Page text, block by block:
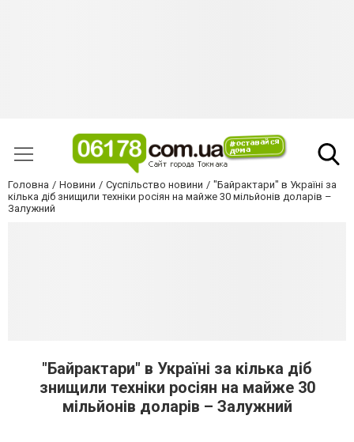
Головна Новини Суспільство новини
"Байрактари" в Україні за
кілька діб знищили техніки росіян на майже 30 мільйонів доларів –
Залужний
"Байрактари" в Україні за кілька діб
знищили техніки росіян на майже 30
мільйонів доларів – Залужний